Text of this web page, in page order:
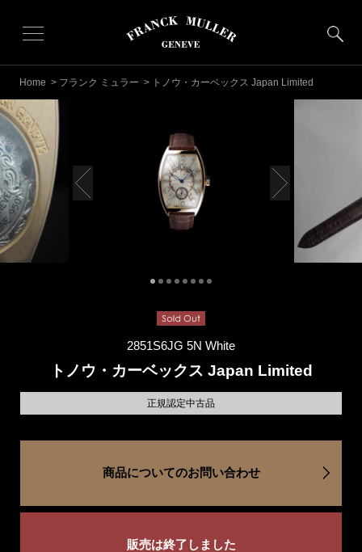
Home > フランク ミュラー > トノウ・カーベックス Japan Limited
2851S6JG 5N White
トノウ・カーベックス Japan Limited
正規認定中古品
商品についてのお問い合わせ
販売は終了しました